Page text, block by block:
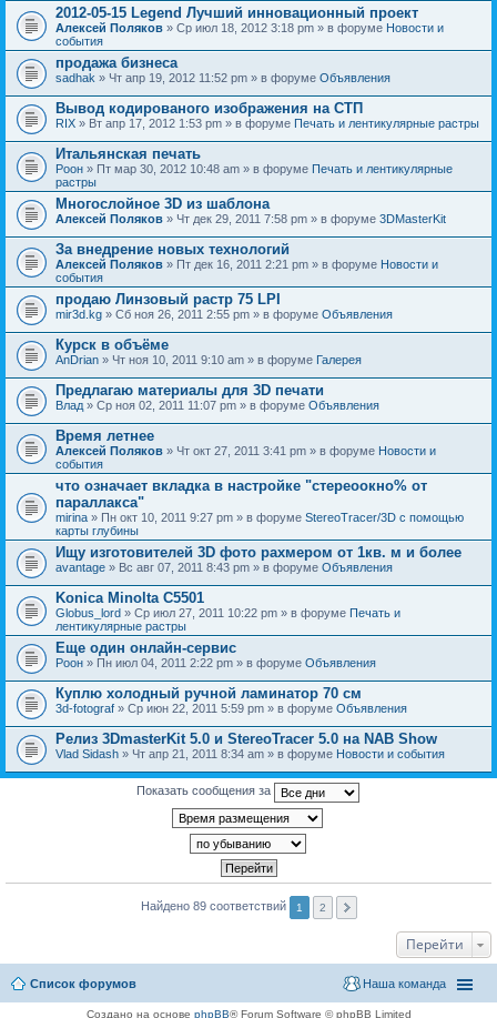
2012-05-15 Legend Лучший инновационный проект
Алексей Поляков » Ср июл 18, 2012 3:18 pm » в форуме Новости и
события
продажа бизнеса
sadhak » Чт апр 19, 2012 11:52 pm » в форуме Объявления
Вывод кодированого изображения на СТП
RIX » Вт апр 17, 2012 1:53 pm » в форуме Печать и лентикулярные растры
Итальянская печать
Pоон » Пт мар 30, 2012 10:48 am » в форуме Печать и лентикулярные
растры
Многослойное 3D из шаблона
Алексей Поляков » Чт дек 29, 2011 7:58 pm » в форуме 3DMasterKit
За внедрение новых технологий
Алексей Поляков » Пт дек 16, 2011 2:21 pm » в форуме Новости и
события
продаю Линзовый растр 75 LPI
mir3d.kg » Сб ноя 26, 2011 2:55 pm » в форуме Объявления
Курск в объёме
AnDrian » Чт ноя 10, 2011 9:10 am » в форуме Галерея
Предлагаю материалы для 3D печати
Влад » Ср ноя 02, 2011 11:07 pm » в форуме Объявления
Время летнее
Алексей Поляков » Чт окт 27, 2011 3:41 pm » в форуме Новости и
события
что означает вкладка в настройке "стереоокно% от
параллакса"
mirina » Пн окт 10, 2011 9:27 pm » в форуме StereoTracer/3D с помощью
карты глубины
Ищу изготовителей 3D фото рахмером от 1кв. м и более
avantage » Вс авг 07, 2011 8:43 pm » в форуме Объявления
Konica Minolta C5501
Globus_lord » Ср июл 27, 2011 10:22 pm » в форуме Печать и
лентикулярные растры
Еще один онлайн-сервис
Pоон » Пн июл 04, 2011 2:22 pm » в форуме Объявления
Куплю холодный ручной ламинатор 70 см
3d-fotograf » Ср июн 22, 2011 5:59 pm » в форуме Объявления
Релиз 3DmasterKit 5.0 и StereoTracer 5.0 на NAB Show
Vlad Sidash » Чт апр 21, 2011 8:34 am » в форуме Новости и события
Показать сообщения за
Найдено 89 соответствий 1 2
Перейти
Список форумов Наша команда
Создано на основе phpBB® Forum Software © phpBB Limited